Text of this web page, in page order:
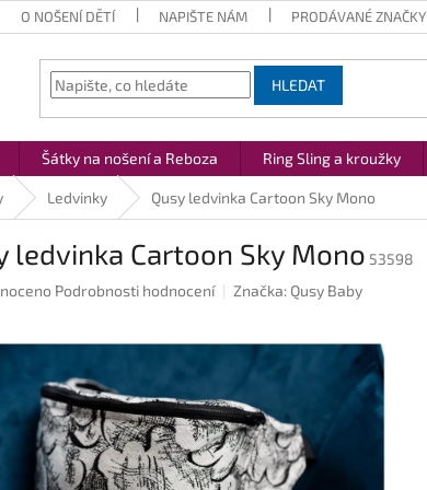
O NOŠENÍ DĚTÍ NAPIŠTE NÁM PRODÁVANÉ ZNAČKY
HLEDAT
Šátky na nošení a Reboza Ring Sling a kroužky
Ledvinky Qusy ledvinka Cartoon Sky Mono
ledvinka Cartoon Sky Mono 53598
Podrobnosti hodnocení Značka: Qusy Baby